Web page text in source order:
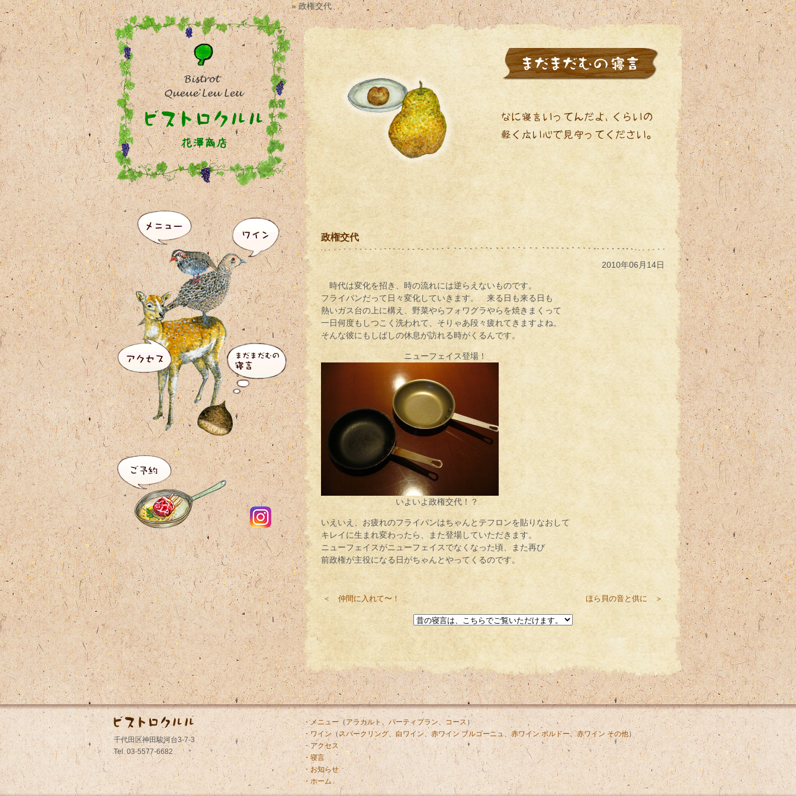
» 政権交代
政権交代
2010年06月14日
時代は変化を招き、時の流れには逆らえないものです。
フライパンだって日々変化していきます。 来る日も来る日も
熱いガス台の上に構え、野菜やらフォワグラやらを焼きまくって
一日何度もしつこく洗われて、そりゃあ段々疲れてきますよね。
そんな彼にもしばしの休息が訪れる時がくるんです。
ニューフェイス登場！
いよいよ政権交代！？
いえいえ、お疲れのフライパンはちゃんとテフロンを貼りなおして
キレイに生まれ変わったら、また登場していただきます。
ニューフェイスがニューフェイスでなくなった頃、また再び
前政権が主役になる日がちゃんとやってくるのです。
＜ 仲間に入れて〜！ ほら貝の音と供に ＞
千代田区神田駿河台3-7-3
Tel. 03-5577-6682
・メニュー （ アラカルト 、 パーティプラン、 コース ）
・ワイン（スパークリング、 白ワイン、赤ワイン ブルゴーニュ、 赤ワイン ボルドー、赤ワイン その他）
・アクセス
・寝言
・お知らせ
・ホーム